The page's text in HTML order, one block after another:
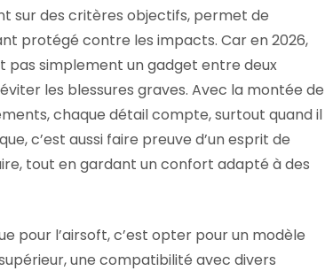
sur des critères objectifs, permet de
protégé contre les impacts. Car en 2026,
pas simplement un gadget entre deux
les blessures graves. Avec la montée de
chaque détail compte, surtout quand il
c’est aussi faire preuve d’un esprit de
tout en gardant un confort adapté à des
pour l’airsoft, c’est opter pour un modèle
une compatibilité avec divers